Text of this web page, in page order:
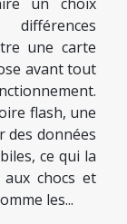
un choix
une carte
avant tout
flash, une
des données
ce qui la
chocs et
les...